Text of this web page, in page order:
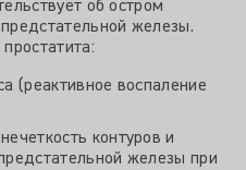
об остром
железы.
(реактивное воспаление
контуров и
железы при